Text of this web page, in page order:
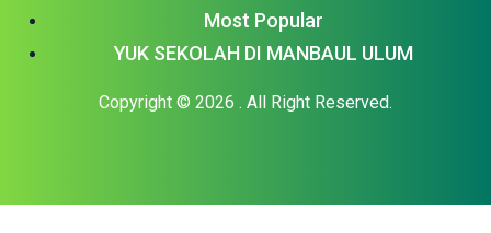
Most Popular
YUK SEKOLAH DI MANBAUL ULUM
Copyright © 2026 . All Right Reserved.